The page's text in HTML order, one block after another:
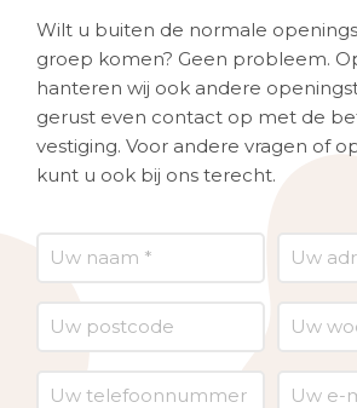
Wilt u buiten de normale
groep komen? Geen probleem.
hanteren wij ook andere
gerust even contact op met de
vestiging. Voor andere vragen of
kunt u ook bij ons terecht.